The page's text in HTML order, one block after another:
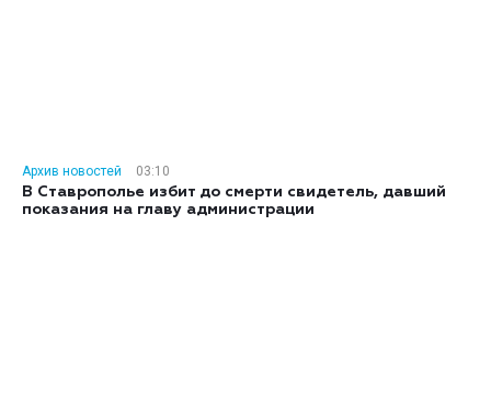
Архив новостей
03:10
В Ставрополье избит до смерти свидетель, давший
показания на главу администрации